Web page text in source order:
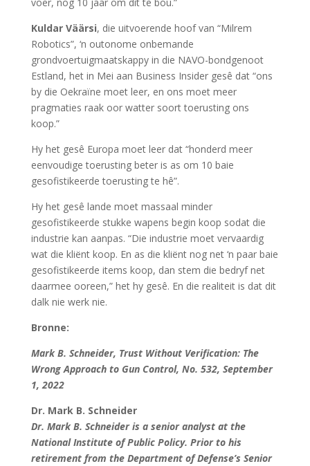
Kuldar Väärsi, die uitvoerende hoof van “Milrem
Robotics”, ‘n outonome onbemande
grondvoertuigmaatskappy in die NAVO-bondgenoot
Estland, het in Mei aan Business Insider gesê dat “ons
by die Oekraïne moet leer, en ons moet meer
pragmaties raak oor watter soort toerusting ons
koop.”
Hy het gesê Europa moet leer dat “honderd meer
eenvoudige toerusting beter is as om 10 baie
gesofistikeerde toerusting te hê”.
Hy het gesê lande moet massaal minder
gesofistikeerde stukke wapens begin koop sodat die
industrie kan aanpas. “Die industrie moet vervaardig
wat die kliënt koop. En as die kliënt nog net ‘n paar baie
gesofistikeerde items koop, dan stem die bedryf net
daarmee ooreen,” het hy gesê. En die realiteit is dat dit
dalk nie werk nie.
Bronne:
Mark B. Schneider, Trust Without Verification: The
Wrong Approach to Gun Control, No. 532, September
1, 2022
Dr. Mark B. Schneider
Dr. Mark B. Schneider is a senior analyst at the
National Institute of Public Policy. Prior to his
retirement from the Department of Defense’s Senior